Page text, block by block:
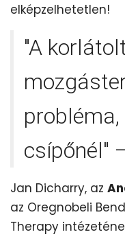
elképzelhetetlen!
"A
csípőnél"
Jan Dicharry, az
az Oregnobeli
Therapy